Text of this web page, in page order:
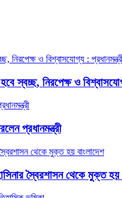
স্বচ্ছ, নিরপেক্ষ ও
প্রধানমন্ত্রী
স্বৈরশাসন থেকে মুক্ত হয়